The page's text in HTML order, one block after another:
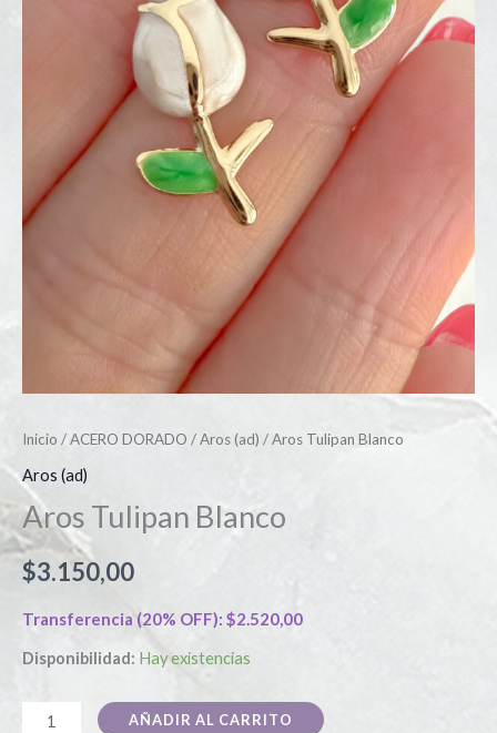
Inicio /ACERO DORADO /Aros (ad) / Aros Tulipan Blanco
Aros (ad)
Aros Tulipan Blanco
$3.150,00
Transferencia (20% OFF): $2.520,00
Disponibilidad: Hay existencias
AÑADIR AL CARRITO